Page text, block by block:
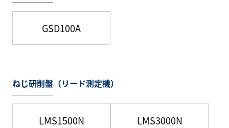
GSD100A
ねじ研削盤（リード測定機）
LMS1500N LMS3000N